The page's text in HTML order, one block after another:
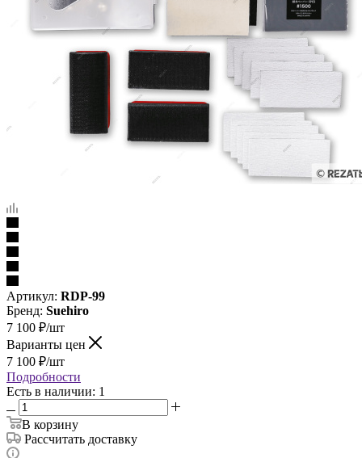
Артикул: RDP-99
Бренд: Suehiro
7 100 ₽/шт
Варианты цен
7 100 ₽/шт
Подробности
Есть в наличии: 1
В корзину
Рассчитать доставку